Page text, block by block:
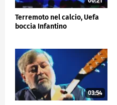
Terremoto nel calcio, Uefa
boccia Infantino
03:54